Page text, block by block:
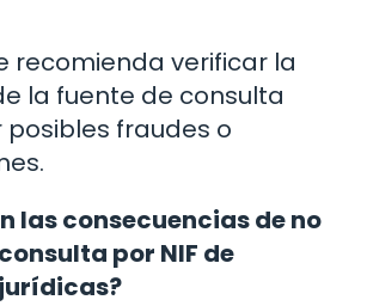
recomienda verificar la
la fuente de consulta
fraudes o
las consecuencias de no
por NIF de